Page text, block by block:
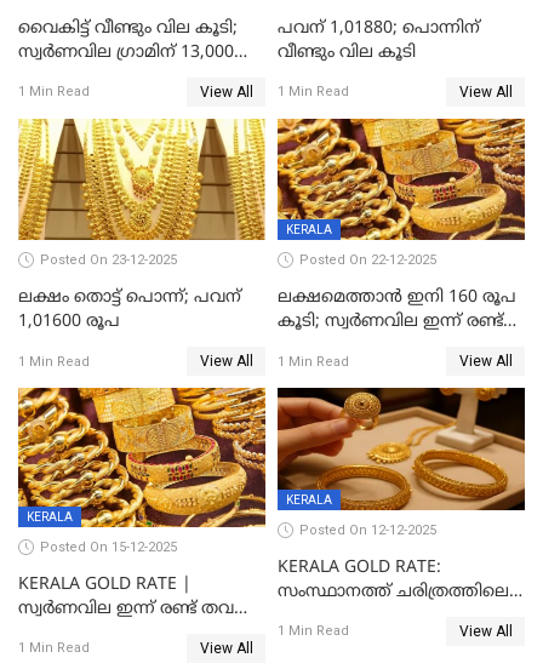
വൈകിട്ട് വീണ്ടും വില കൂടി;
സ്വർണവില ഗ്രാമിന് 13,000
റെക്കോർഡ്
1 Min Read View All
പവന് 1,01880; പൊന്നിന്
വീണ്ടും വില കൂടി
1 Min Read View All
Posted On 23-12-2025
ലക്ഷം തൊട്ട് പൊന്ന്; പവന്
1,01600 രൂപ
1 Min Read View All
KERALA
Posted On 22-12-2025
ലക്ഷമെത്താൻ ഇനി 160 രൂപ
കൂടി; സ്വർണവില ഇന്ന് രണ്ട്
1 Min Read View All
KERALA
Posted On 15-12-2025
KERALA GOLD RATE |
സ്വർണവില ഇന്ന് രണ്ട് തവണ
സർവകാല റെക്കോഡ്
1 Min Read View All
KERALA
Posted On 12-12-2025
KERALA GOLD RATE:
സംസ്ഥാനത്ത് ചരിത്രത്തിലെ
സ്വർണം; സർവ്വകാല
1 Min Read View All